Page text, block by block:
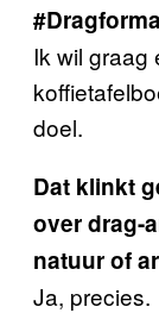
Ik wil graag
doel.
Dat klinkt
over drag-
natuur of
Ja, precies.